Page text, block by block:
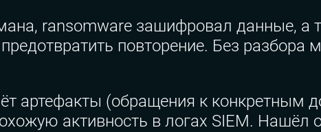
ransomware зашифровал данные, а
повторение. Без
артефакты (обращения к конкретным
активность в логах SIEM.